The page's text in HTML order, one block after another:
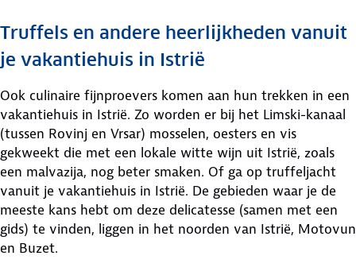
Truffels en andere heerlijkheden vanuit
je vakantiehuis in Istrië
Ook culinaire fijnproevers komen aan hun trekken in een
vakantiehuis in Istrië. Zo worden er bij het Limski-kanaal
(tussen Rovinj en Vrsar) mosselen, oesters en vis
gekweekt die met een lokale witte wijn uit Istrië, zoals
een malvazija, nog beter smaken. Of ga op truffeljacht
vanuit je vakantiehuis in Istrië. De gebieden waar je de
meeste kans hebt om deze delicatesse (samen met een
gids) te vinden, liggen in het noorden van Istrië, Motovun
en Buzet.